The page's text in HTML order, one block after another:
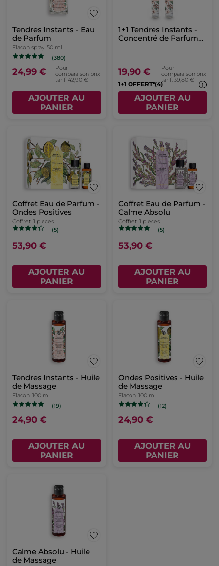
Tendres Instants - Eau
de Parfum
Flacon spray 50 ml
(380)
24,99 €
Pour
comparaison prix
tarif: 42,90 €
AJOUTER AU
PANIER
1+1 Tendres Instants -
Concentré de Parfum
19,90 €
Pour
comparaison prix
tarif: 39,80 €
1+1 OFFERT*(4)
AJOUTER AU
PANIER
Coffret Eau de Parfum -
Ondes Positives
Coffret 1 pieces
(5)
53,90 €
AJOUTER AU
PANIER
Coffret Eau de Parfum -
Calme Absolu
Coffret 1 pieces
(5)
53,90 €
AJOUTER AU
PANIER
Tendres Instants - Huile
de Massage
Flacon 100 ml
(19)
24,90 €
AJOUTER AU
PANIER
Ondes Positives - Huile
de Massage
Flacon 100 ml
(12)
24,90 €
AJOUTER AU
PANIER
Calme Absolu - Huile
de Massage